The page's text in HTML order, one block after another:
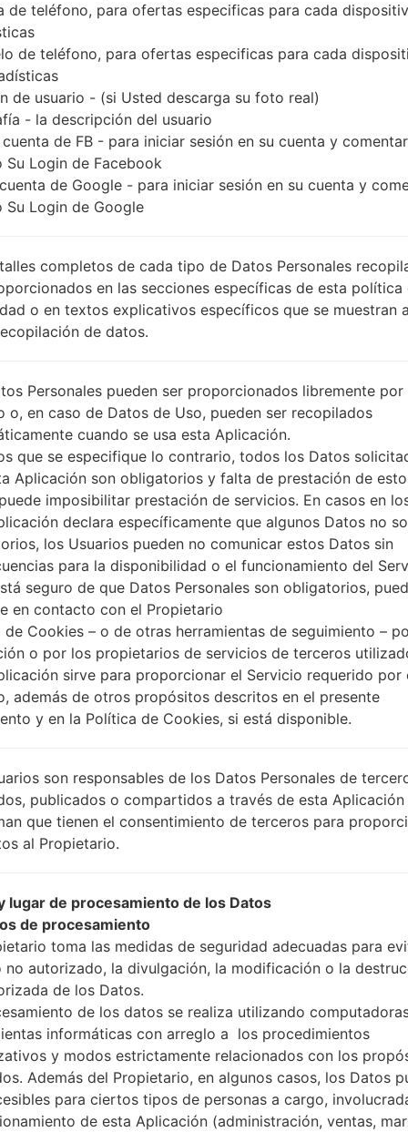
LGH520(LGH520)
Modelo y sus características
LGH520
LG Magna LTE
de teléfono, para ofertas especificas para cada
de teléfono, para ofertas especificas para cada
de usuario - (si Usted descarga su foto real)
- la descripción del usuario
cuenta de FB - para iniciar sesión en su cuenta y comentar
Su Login de Facebook
de Google - para iniciar sesión en su cuenta y
Su Login de Google
completos de cada tipo de Datos Personales
en las secciones específicas de esta política
o en textos explicativos específicos que se muestran
de datos.
Personales pueden ser proporcionados libremente por
o, en caso de Datos de Uso, pueden ser recopilados
cuando se usa esta Aplicación.
que se especifique lo contrario, todos los Datos
Aplicación son obligatorios y falta de prestación de
imposibilitar prestación de servicios. En casos en
declara específicamente que algunos Datos no
los Usuarios pueden no comunicar estos Datos sin
para la disponibilidad o el funcionamiento del
seguro de que Datos Personales son obligatorios,
en contacto con el Propietario
de Cookies – o de otras herramientas de seguimiento –
o por los propietarios de servicios de terceros
sirve para proporcionar el Servicio requerido por
además de otros propósitos descritos en el presente
y en la Política de Cookies, si está disponible.
son responsables de los Datos Personales de
publicados o compartidos a través de esta Aplicación
que tienen el consentimiento de terceros para
al Propietario.
lugar de procesamiento de los Datos
de procesamiento
toma las medidas de seguridad adecuadas para
no autorizado, la divulgación, la modificación o la
de los Datos.
de los datos se realiza utilizando
informáticas con arreglo a los procedimientos
y modos estrictamente relacionados con los
Además del Propietario, en algunos casos, los Datos
para ciertos tipos de personas a cargo,
de esta Aplicación (administración, ventas,